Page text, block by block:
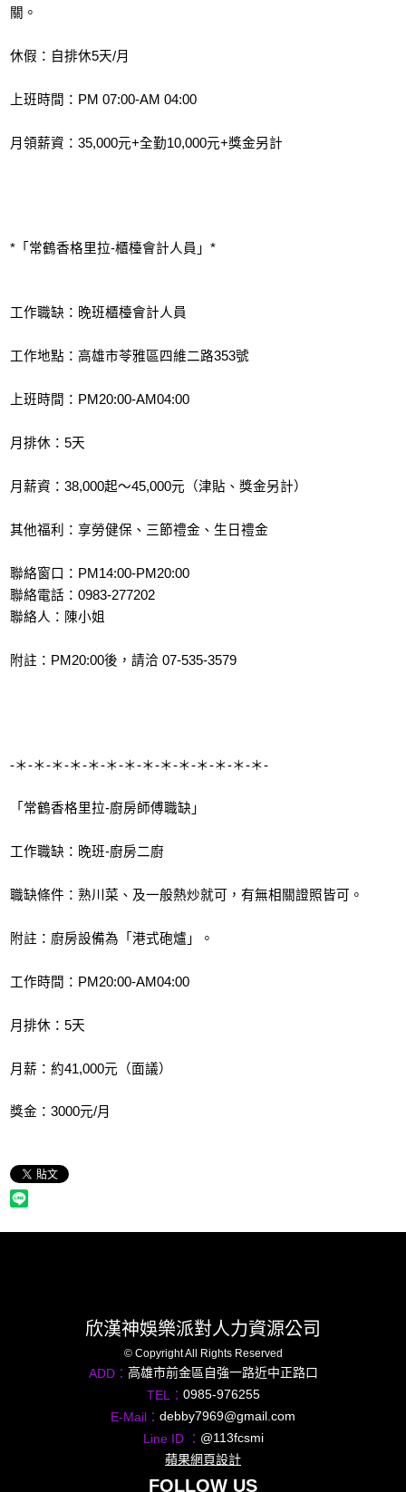
關。
休假：自排休5天/月
上班時間：PM 07:00-AM 04:00
月領薪資：35,000元+全勤10,000元+獎金另計
*「常鶴香格里拉-櫃檯會計人員」*
工作職缺：晚班櫃檯會計人員
工作地點：高雄市苓雅區四維二路353號
上班時間：PM20:00-AM04:00
月排休：5天
月薪資：38,000起～45,000元（津貼、獎金另計）
其他福利：享勞健保、三節禮金、生日禮金
聯絡窗口：PM14:00-PM20:00
聯絡電話：0983-277202
聯絡人：陳小姐
附註：PM20:00後，請洽 07-535-3579
-＊-＊-＊-＊-＊-＊-＊-＊-＊-＊-＊-＊-＊-＊-
「常鶴香格里拉-廚房師傅職缺」
工作職缺：晚班-廚房二廚
職缺條件：熟川菜、及一般熱炒就可，有無相關證照皆可。
附註：廚房設備為「港式砲爐」。
工作時間：PM20:00-AM04:00
月排休：5天
月薪：約41,000元（面議）
獎金：3000元/月
欣漢神娛樂派對人力資源公司
© Copyright All Rights Reserved
ADD： 高雄市前金區自強一路近中正路口
TEL： 0985-976255
E-Mail： debby7969@gmail.com
Line ID ： @113fcsmi
蘋果網頁設計
FOLLOW US